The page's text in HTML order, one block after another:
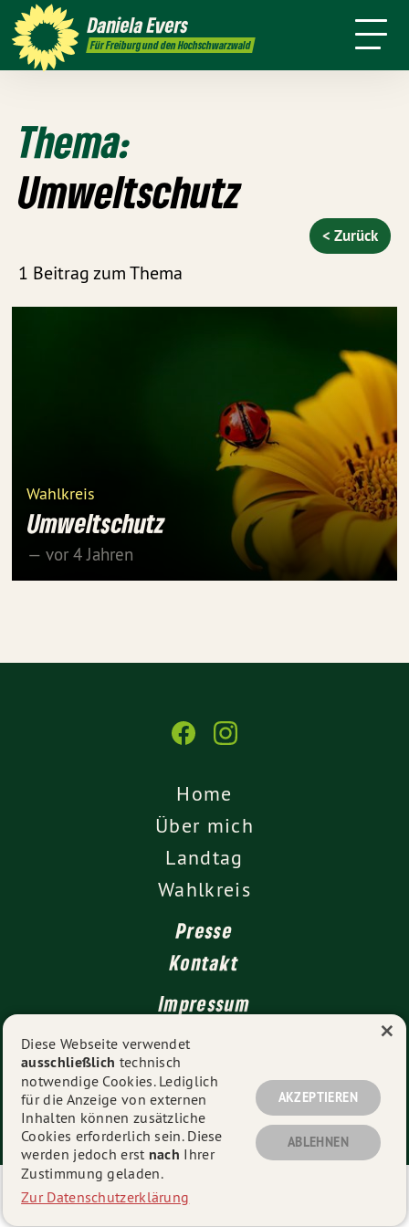
DanielaEvers
Für Freiburg und den Hochschwarzwald
mich
Thema:
Umweltschutz
1 Beitrag zum Thema
< Zurück
Wahlkreis
Umweltschutz
— vor 4 Jahren
Home
Über mich
Landtag
Wahlkreis
Presse
Kontakt
Impressum
Datenschutz
© 2026Daniela Evers MdL - Alle Rechte vorbehalten.
Eine schnelle 🚀 und mobiloptimierte 📱 Webseite der
neuesten Generation von
Diese Webseite verwendet
ausschließlich technisch
notwendige Cookies. Lediglich
für die Anzeige von externen
Inhalten können zusätzliche
Cookies erforderlich sein. Diese
werden jedoch erst nach Ihrer
Zustimmung geladen.
Zur Datenschutzerklärung
AKZEPTIEREN
ABLEHNEN
×